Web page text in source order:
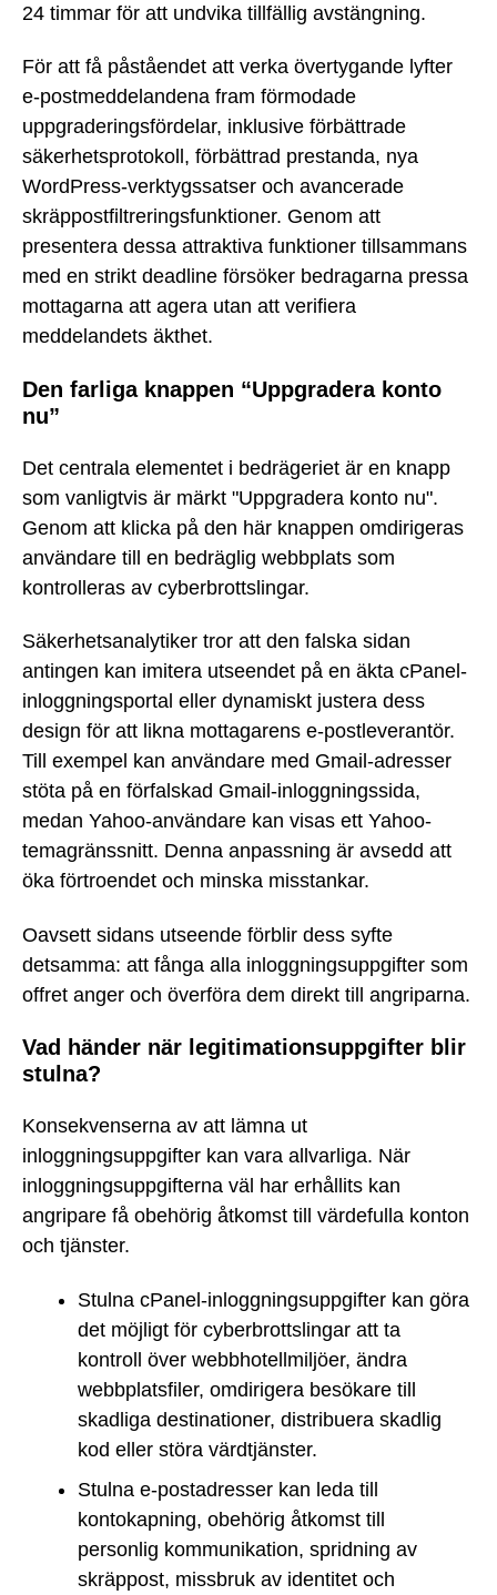
24 timmar för att undvika tillfällig avstängning.
För att få påståendet att verka övertygande lyfter
e-postmeddelandena fram förmodade
uppgraderingsfördelar, inklusive förbättrade
säkerhetsprotokoll, förbättrad prestanda, nya
WordPress-verktygssatser och avancerade
skräppostfiltreringsfunktioner. Genom att
presentera dessa attraktiva funktioner tillsammans
med en strikt deadline försöker bedragarna pressa
mottagarna att agera utan att verifiera
meddelandets äkthet.
Den farliga knappen “Uppgradera konto
nu”
Det centrala elementet i bedrägeriet är en knapp
som vanligtvis är märkt "Uppgradera konto nu".
Genom att klicka på den här knappen omdirigeras
användare till en bedräglig webbplats som
kontrolleras av cyberbrottslingar.
Säkerhetsanalytiker tror att den falska sidan
antingen kan imitera utseendet på en äkta cPanel-
inloggningsportal eller dynamiskt justera dess
design för att likna mottagarens e-postleverantör.
Till exempel kan användare med Gmail-adresser
stöta på en förfalskad Gmail-inloggningssida,
medan Yahoo-användare kan visas ett Yahoo-
temagränssnitt. Denna anpassning är avsedd att
öka förtroendet och minska misstankar.
Oavsett sidans utseende förblir dess syfte
detsamma: att fånga alla inloggningsuppgifter som
offret anger och överföra dem direkt till angriparna.
Vad händer när legitimationsuppgifter blir
stulna?
Konsekvenserna av att lämna ut
inloggningsuppgifter kan vara allvarliga. När
inloggningsuppgifterna väl har erhållits kan
angripare få obehörig åtkomst till värdefulla konton
och tjänster.
Stulna cPanel-inloggningsuppgifter kan göra
det möjligt för cyberbrottslingar att ta
kontroll över webbhotellmiljöer, ändra
webbplatsfiler, omdirigera besökare till
skadliga destinationer, distribuera skadlig
kod eller störa värdtjänster.
Stulna e-postadresser kan leda till
kontokapning, obehörig åtkomst till
personlig kommunikation, spridning av
skräppost, missbruk av identitet och